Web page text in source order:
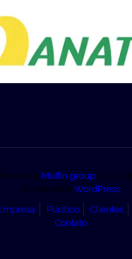
by Muffin group | All
Powered by WordPress
Plástico Clientes
Contato